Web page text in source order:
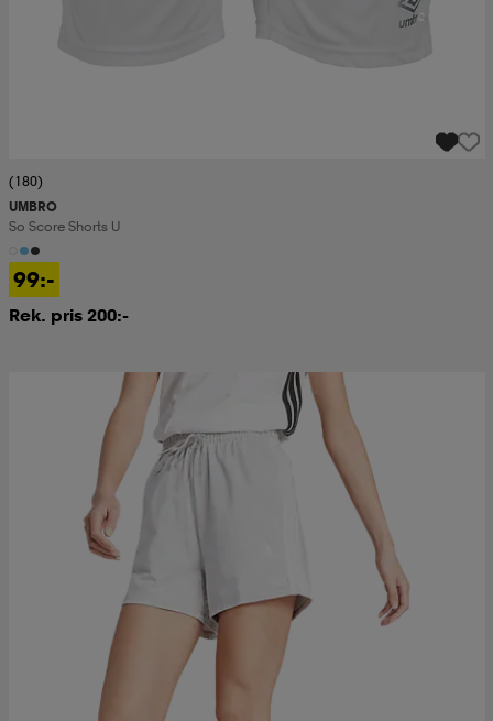
(180)
UMBRO
So Score Shorts U
99:-
Rek. pris 200:-